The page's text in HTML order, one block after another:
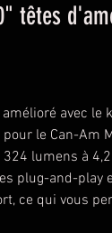
têtes
avec
le Can-Am
lumens à
plug-and-play
ce qui vous